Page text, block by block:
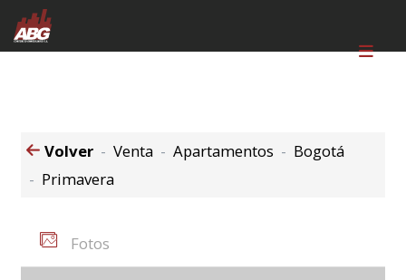
Volver Venta Apartamentos
Bogotá
Primavera
Fotos